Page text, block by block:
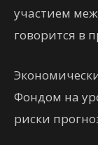
участием
говорится в
Фондом на
риски